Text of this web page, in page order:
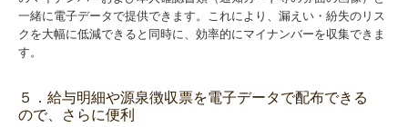
一緒に電子データで提供できます。これにより、漏えい・紛失のリス
クを大幅に低減できると同時に、効率的にマイナンバーを収集できま
す。
５．給与明細や源泉徴収票を電子データで配布できる
ので、さらに便利